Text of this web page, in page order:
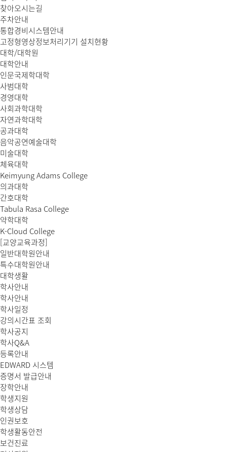
찾아오시는길
주차안내
통합경비시스템안내
고정형영상정보처리기기 설치현황
대학/대학원
대학안내
인문국제학대학
사범대학
경영대학
사회과학대학
자연과학대학
공과대학
음악공연예술대학
미술대학
체육대학
Keimyung Adams College
의과대학
간호대학
Tabula Rasa College
약학대학
K-Cloud College
[교양교육과정]
일반대학원안내
특수대학원안내
대학생활
학사안내
학사안내
학사일정
강의시간표 조회
학사공지
학사Q&A
등록안내
EDWARD 시스템
증명서 발급안내
장학안내
학생지원
학생상담
인권보호
학생활동안전
보건진료